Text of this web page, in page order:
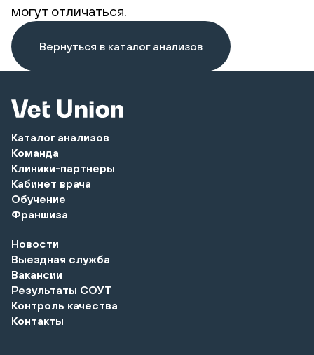
могут отличаться.
Вернуться в каталог анализов
Каталог анализов
Команда
Клиники-партнеры
Кабинет врача
Обучение
Франшиза
Новости
Выездная служба
Вакансии
Результаты СОУТ
Контроль качества
Контакты